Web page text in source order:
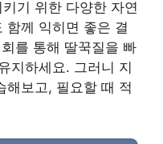
기 위한 다양한 자연
함께 익히면 좋은 결
를 통해 딸꾹질을 빠
지하세요. 그러니 지
해보고, 필요할 때 적